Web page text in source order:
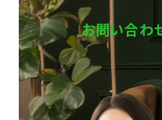
お問い合わ